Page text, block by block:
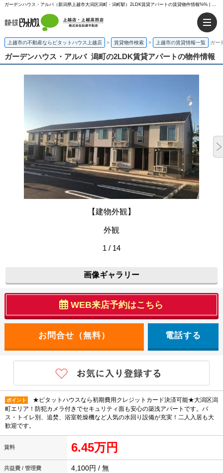
ガーデンハウス・アルバ（新潟県上越市大潟区潟町・潟町駅）2LDK賃貸アパートの賃貸物件情報%% | ピタットハウス上越店
上越市の不動産ならピタットハウス上越店 > 賃貸物件検索 > 上越市の賃貸情報一覧 ガー
ガーデンハウス・アルバ 潟町の2LDK賃貸アパートの物件情報
【建物外観】
外観
1 / 14
画像ギャラリー
WEB来店予約はこちら
電話する
ポイント
★ピタットハウスなら初期費用クレジットカード決済可能★大潟区潟
町エリア！防犯カメラ付きでセキュリティ面も安心の築浅アパートです。バ
ス・トイレ別、追焚、浴室乾燥機など人気の水回り設備が充実！二人入居も大
歓迎です。
賃料 6.45万円
共益費 / 管理費 4,100円 / 無